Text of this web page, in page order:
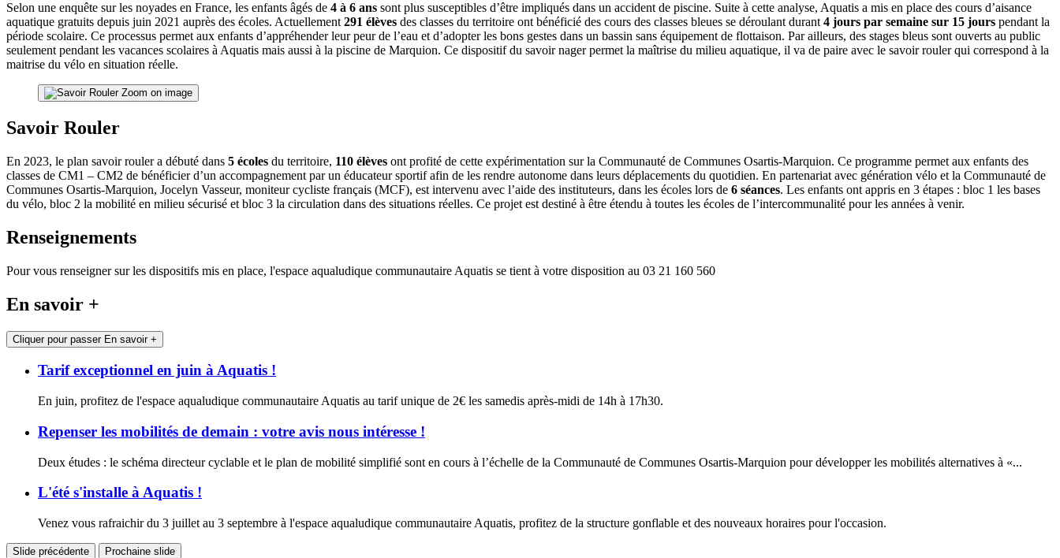
Selon une enquête sur les noyades en France, les enfants âgés de 4 à 6 ans sont plus susceptibles d’être impliqués dans un accident de piscine. Suite à cette analyse, Aquatis a mis en place des cours d’aisance
aquatique gratuits depuis juin 2021 auprès des écoles. Actuellement 291 élèves des classes du territoire ont bénéficié des cours des classes bleues se déroulant durant 4 jours par semaine sur 15 jours pendant la
période scolaire. Ce processus permet aux enfants d’appréhender leur peur de l’eau et d’adopter les bons gestes dans un bassin sans équipement de flottaison. Par ailleurs, des stages bleus sont ouverts au public
seulement pendant les vacances scolaires à Aquatis mais aussi à la piscine de Marquion. Ce dispositif du savoir nager permet la maîtrise du milieu aquatique, il va de paire avec le savoir rouler qui correspond à la
maitrise du vélo en situation réelle.
Zoom on image
Savoir Rouler
En 2023, le plan savoir rouler a débuté dans 5 écoles du territoire, 110 élèves ont profité de cette expérimentation sur la Communauté de Communes Osartis-Marquion. Ce programme permet aux enfants des
classes de CM1 – CM2 de bénéficier d’un accompagnement par un éducateur sportif afin de les rendre autonome dans leurs déplacements du quotidien. En partenariat avec génération vélo et la Communauté de
Communes Osartis-Marquion, Jocelyn Vasseur, moniteur cycliste français (MCF), est intervenu avec l’aide des instituteurs, dans les écoles lors de 6 séances. Les enfants ont appris en 3 étapes : bloc 1 les bases
du vélo, bloc 2 la mobilité en milieu sécurisé et bloc 3 la circulation dans des situations réelles. Ce projet est destiné à être étendu à toutes les écoles de l’intercommunalité pour les années à venir.
Renseignements
Pour vous renseigner sur les dispositifs mis en place, l'espace aqualudique communautaire Aquatis se tient à votre disposition au 03 21 160 560
En savoir +
Cliquer pour passer En savoir +
Tarif exceptionnel en juin à Aquatis !
En juin, profitez de l'espace aqualudique communautaire Aquatis au tarif unique de 2€ les samedis après-midi de 14h à 17h30.
Repenser les mobilités de demain : votre avis nous intéresse !
Deux études : le schéma directeur cyclable et le plan de mobilité simplifié sont en cours à l’échelle de la Communauté de Communes Osartis-Marquion pour développer les mobilités alternatives à «...
L'été s'installe à Aquatis !
Venez vous rafraichir du 3 juillet au 3 septembre à l'espace aqualudique communautaire Aquatis, profitez de la structure gonflable et des nouveaux horaires pour l'occasion.
Slide précédente Prochaine slide